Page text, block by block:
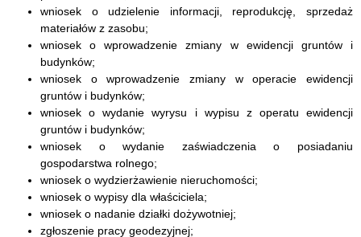
wniosek o udzielenie informacji, reprodukcję, sprzedaż
materiałów z zasobu;
wniosek o wprowadzenie zmiany w ewidencji gruntów i
budynków;
wniosek o wprowadzenie zmiany w operacie ewidencji
gruntów i budynków;
wniosek o wydanie wyrysu i wypisu z operatu ewidencji
gruntów i budynków;
wniosek o wydanie zaświadczenia o posiadaniu
gospodarstwa rolnego;
wniosek o wydzierżawienie nieruchomości;
wniosek o wypisy dla właściciela;
wniosek o nadanie działki dożywotniej;
zgłoszenie pracy geodezyjnej;